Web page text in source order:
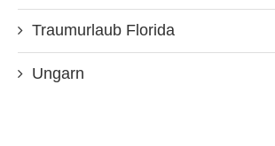
Traumurlaub Florida
Ungarn